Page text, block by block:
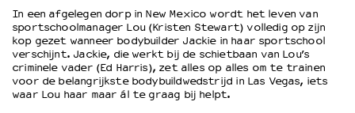
Duurzaamheid
Culturele boycot Israël
Ruimte voor artistieke vrijheid – VNPF
In een afgelegen dorp in New Mexico wordt het leven van
sportschoolmanager Lou (Kristen Stewart) volledig op zijn
kop gezet wanneer bodybuilder Jackie in haar sportschool
verschijnt. Jackie, die werkt bij de schietbaan van Lou’s
criminele vader (Ed Harris), zet alles op alles om te trainen
voor de belangrijkste bodybuildwedstrijd in Las Vegas, iets
waar Lou haar maar ál te graag bij helpt.